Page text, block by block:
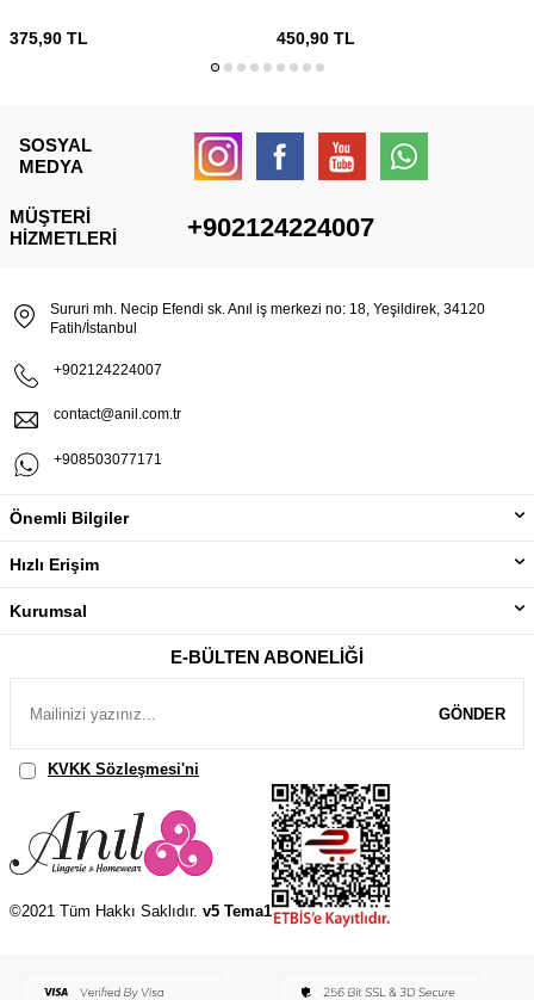
375,90 TL 450,90TL
SOSYAL
MEDYA
MÜŞTERI
HIZMETLERI
+902124224007
Sururi mh. Necip Efendi sk. Anıl iş merkezi no: 18, Yeşildirek, 34120
Fatih/İstanbul
+902124224007
contact@anil.com.tr
+908503077171
Önemli Bilgiler
Hızlı Erişim
Kurumsal
E-BÜLTEN ABONELIĞI
GÖNDER
KVKK Sözleşmesi'ni
©2021 Tüm Hakkı Saklıdır. v5 Tema1